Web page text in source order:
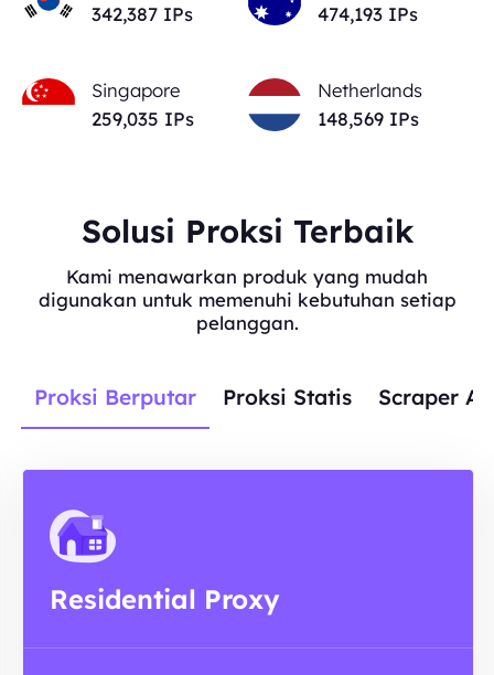
342,387 IPs
474,193 IPs
Singapore
259,035 IPs
Netherlands
148,569 IPs
Solusi Proksi Terbaik
Kami menawarkan produk yang mudah
digunakan untuk memenuhi kebutuhan setiap
pelanggan.
Proksi Berputar Proksi Statis Scraper
Residential Proxy